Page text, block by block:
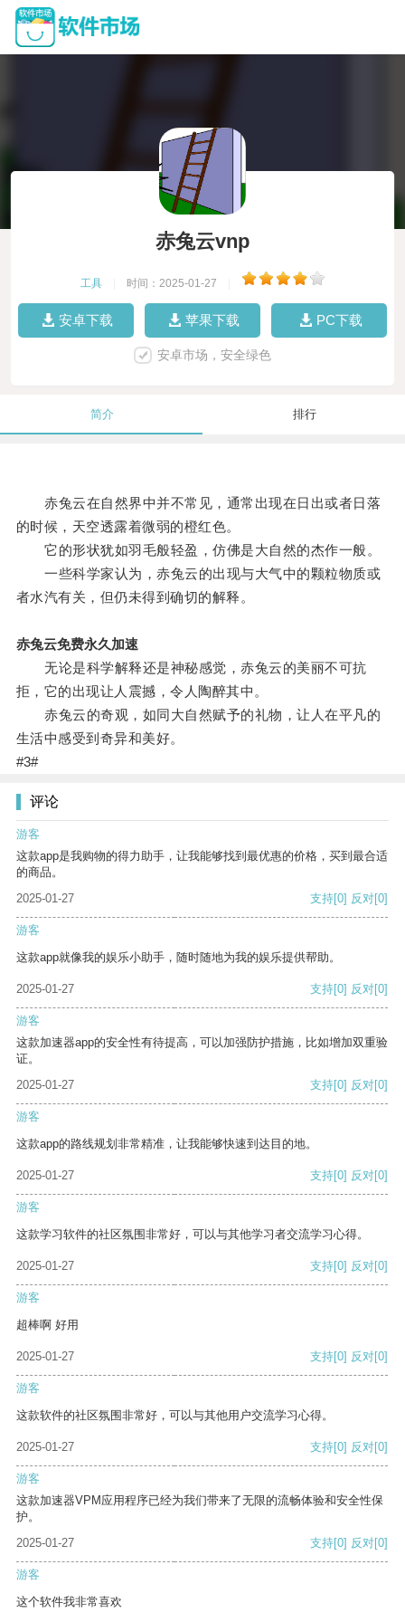
赤兔云vnp
工具 时间：2025-01-27
安卓下载 苹果下载 PC下载
安卓市场，安全绿色
简介 排行
赤兔云在自然界中并不常见，通常出现在日出或者日落
的时候，天空透露着微弱的橙红色。
它的形状犹如羽毛般轻盈，仿佛是大自然的杰作一般。
一些科学家认为，赤兔云的出现与大气中的颗粒物质或
者水汽有关，但仍未得到确切的解释。
赤兔云免费永久加速
无论是科学解释还是神秘感觉，赤兔云的美丽不可抗
拒，它的出现让人震撼，令人陶醉其中。
赤兔云的奇观，如同大自然赋予的礼物，让人在平凡的
生活中感受到奇异和美好。
#3#
评论
游客
这款app是我购物的得力助手，让我能够找到最优惠的价格，买到最合适
的商品。
2025-01-27
支持[0] 反对[0]
游客
这款app就像我的娱乐小助手，随时随地为我的娱乐提供帮助。
2025-01-27 支持[0] 反对[0]
游客
这款加速器app的安全性有待提高，可以加强防护措施，比如增加双重验
证。
2025-01-27
支持[0] 反对[0]
游客
这款app的路线规划非常精准，让我能够快速到达目的地。
2025-01-27 支持[0] 反对[0]
游客
这款学习软件的社区氛围非常好，可以与其他学习者交流学习心得。
2025-01-27 支持[0] 反对[0]
游客
超棒啊 好用
2025-01-27 支持[0] 反对[0]
游客
这款软件的社区氛围非常好，可以与其他用户交流学习心得。
2025-01-27 支持[0] 反对[0]
游客
这款加速器VPM应用程序已经为我们带来了无限的流畅体验和安全性保
护。
2025-01-27
支持[0] 反对[0]
游客
这个软件我非常喜欢